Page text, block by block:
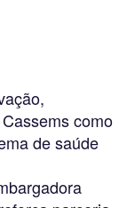
como
de saúde